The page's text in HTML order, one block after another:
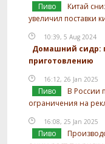
Пиво
Китай
увеличил поставки
10:39, 5 Aug 2024
Домашний сидр:
приготовлению
16:12, 26 Jan 2025
Пиво
В России
ограничения на
16:08, 25 Jan 2025
Пиво